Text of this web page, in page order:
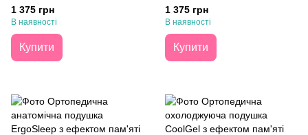
пам'яті 40х60х13
1 375 грн
В наявності
Купити
пам'яті 40х60х11/9
1 375 грн
В наявності
Купити